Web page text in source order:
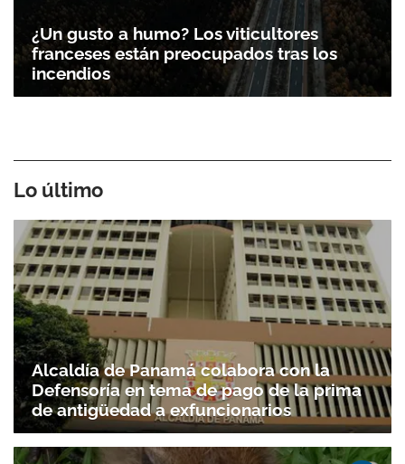
¿Un gusto a humo? Los viticultores
franceses están preocupados tras los
incendios
Lo último
Alcaldía de Panamá colabora con la
Defensoría en tema de pago de la prima
de antigüedad a exfuncionarios